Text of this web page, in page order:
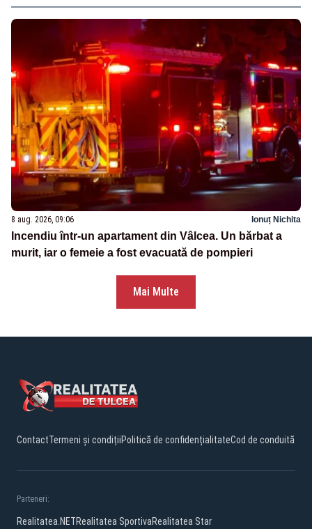
8 aug. 2026, 09:06 Ionuț Nichita
Incendiu într-un apartament din Vâlcea. Un bărbat a
murit, iar o femeie a fost evacuată de pompieri
Mai Multe
ContactTermeni și condițiiPolitică de confidențialitateCod de conduită
Parteneri:
Realitatea.NETRealitatea SportivaRealitatea Star